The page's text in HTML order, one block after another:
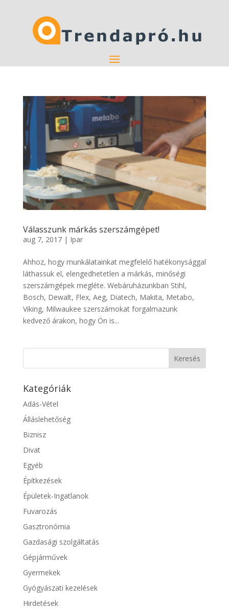
Válasszunk márkás szerszámgépet!
aug 7, 2017| Ipar
Ahhoz, hogy munkálatainkat megfelelő hatékonysággal
láthassuk el, elengedhetetlen a márkás, minőségi
szerszámgépek megléte. Webáruházunkban Stihl,
Bosch, Dewalt, Flex, Aeg, Diatech, Makita, Metabo,
Viking, Milwaukee szerszámokat forgalmazunk
kedvező árakon, hogy Ön is...
Kategóriák
Adás-Vétel
Álláslehetőség
Biznisz
Divat
Egyéb
Építkezések
Épületek-Ingatlanok
Fuvarozás
Gasztronómia
Gazdasági szolgáltatás
Gépjárművek
Gyermekek
Gyógyászati kezelések
Hirdetések